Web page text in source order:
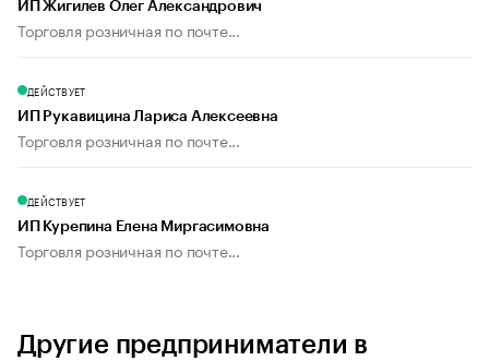
ИП Жигилев Олег Александрович
Торговля розничная по почте...
ДЕЙСТВУЕТ
ИП Рукавицина Лариса Алексеевна
Торговля розничная по почте...
ДЕЙСТВУЕТ
ИП Курепина Елена Миргасимовна
Торговля розничная по почте...
Другие предприниматели в